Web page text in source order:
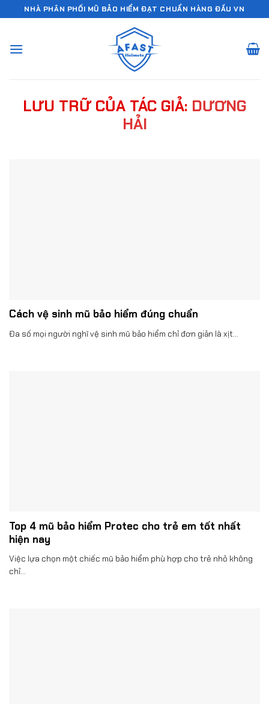
Chuyển
đến
dung
NHÀ PHÂN PHỐI MŨ BẢO HIỂM ĐẠT CHUẨN HÀNG ĐẦU VN
LƯU TRỮ CỦA TÁC GIẢ: DƯƠNG
HẢI
Cách vệ sinh mũ bảo hiểm đúng chuẩn
Đa số mọi người nghĩ vệ sinh mũ bảo hiểm chỉ đơn giản là xịt...
Top 4 mũ bảo hiểm Protec cho trẻ em tốt nhất
hiện nay
Việc lựa chọn một chiếc mũ bảo hiểm phù hợp cho trẻ nhỏ không
chỉ...